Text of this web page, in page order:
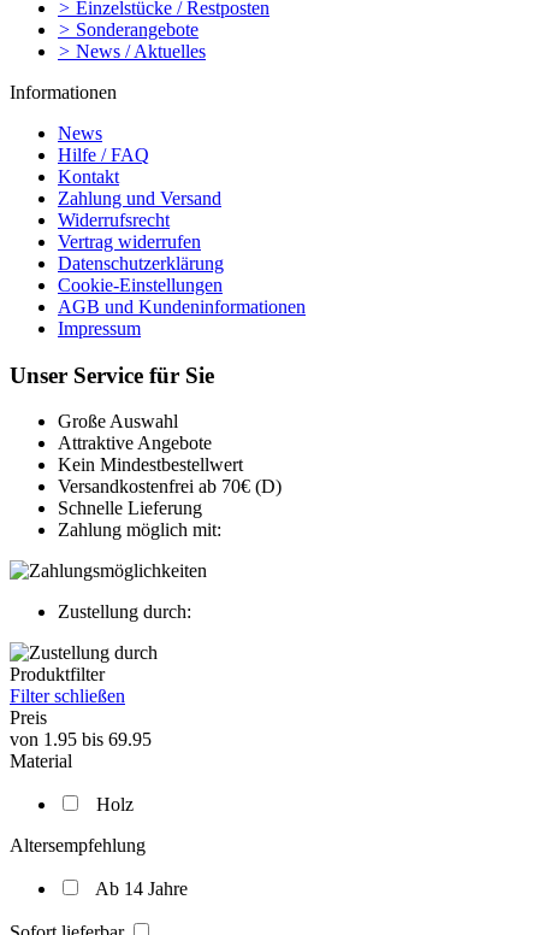
> Einzelstücke / Restposten
> Sonderangebote
> News / Aktuelles
Informationen
News
Hilfe / FAQ
Kontakt
Zahlung und Versand
Widerrufsrecht
Vertrag widerrufen
Datenschutzerklärung
Cookie-Einstellungen
AGB und Kundeninformationen
Impressum
Unser Service für Sie
Große Auswahl
Attraktive Angebote
Kein Mindestbestellwert
Versandkostenfrei ab 70€ (D)
Schnelle Lieferung
Zahlung möglich mit:
Zustellung durch:
Produktfilter
Filter schließen
Preis
von 1.95 bis 69.95
Material
Holz
Altersempfehlung
Ab 14 Jahre